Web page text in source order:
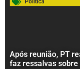
Política
Após reunião, PT
faz ressalvas